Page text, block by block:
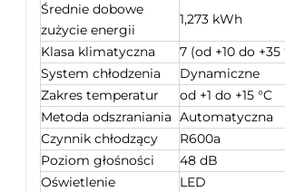
Średnie dobowe
zużycie energii
1,273 kWh
Klasa klimatyczna
7 (od +10 do +35
System chłodzenia
Dynamiczne
Zakres temperatur
od +1 do +15 °C
Metoda odszraniania Automatyczna
Czynnik chłodzący
R600a
Poziom głośności
48 dB
Oświetlenie
LED